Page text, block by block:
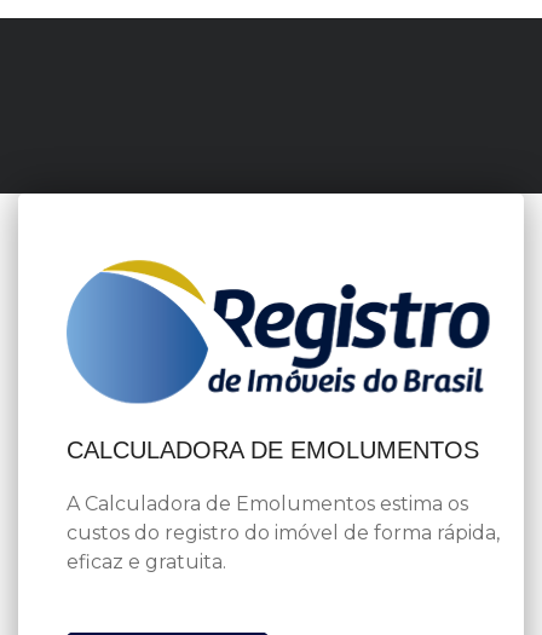
CALCULADORA DE EMOLUMENTOS
A Calculadora de Emolumentos estima os
custos do registro do imóvel de forma rápida,
eficaz e gratuita.